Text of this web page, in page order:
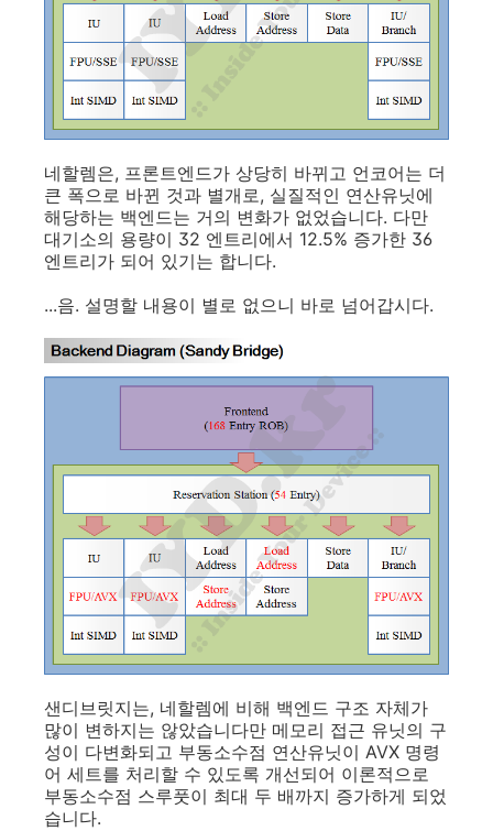
네할렘은, 프론트엔드가 상당히 바뀌고 언코어는 더
큰 폭으로 바뀐 것과 별개로, 실질적인 연산유닛에
해당하는 백엔드는 거의 변화가 없었습니다. 다만
대기소의 용량이 32 엔트리에서 12.5% 증가한 36
엔트리가 되어 있기는 합니다.
...음. 설명할 내용이 별로 없으니 바로 넘어갑시다.
샌디브릿지는, 네할렘에 비해 백엔드 구조 자체가
많이 변하지는 않았습니다만 메모리 접근 유닛의 구
성이 다변화되고 부동소수점 연산유닛이 AVX 명령
어 세트를 처리할 수 있도록 개선되어 이론적으로
부동소수점 스루풋이 최대 두 배까지 증가하게 되었
습니다.